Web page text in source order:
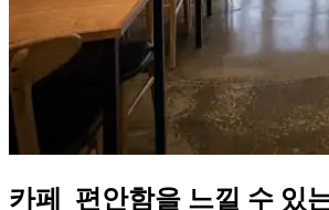
카페_편안함을 느낄 수 있